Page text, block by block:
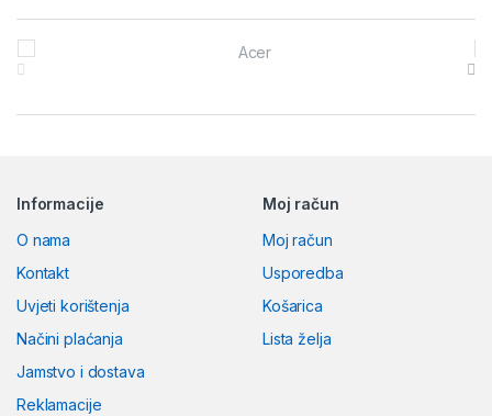
Brands Carousel
Informacije
O nama
Kontakt
Uvjeti korištenja
Načini plaćanja
Jamstvo i dostava
Reklamacije
Moj račun
Moj račun
Usporedba
Košarica
Lista želja